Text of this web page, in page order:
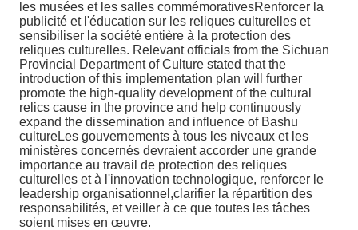
les musées et les salles commémorativesRenforcer la
publicité et l'éducation sur les reliques culturelles et
sensibiliser la société entière à la protection des
reliques culturelles. Relevant officials from the Sichuan
Provincial Department of Culture stated that the
introduction of this implementation plan will further
promote the high-quality development of the cultural
relics cause in the province and help continuously
expand the dissemination and influence of Bashu
cultureLes gouvernements à tous les niveaux et les
ministères concernés devraient accorder une grande
importance au travail de protection des reliques
culturelles et à l'innovation technologique, renforcer le
leadership organisationnel,clarifier la répartition des
responsabilités, et veiller à ce que toutes les tâches
soient mises en œuvre.